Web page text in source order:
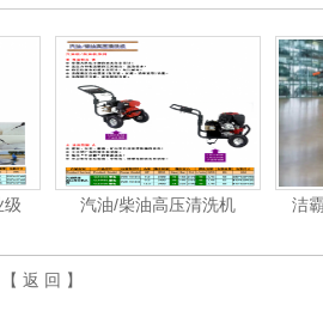
级 汽油/柴油高压清洗机 洁
【 返 回 】